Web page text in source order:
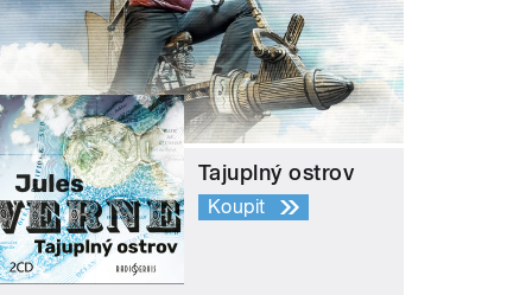
les" style="">
Tajuplný ostrov
Koupit